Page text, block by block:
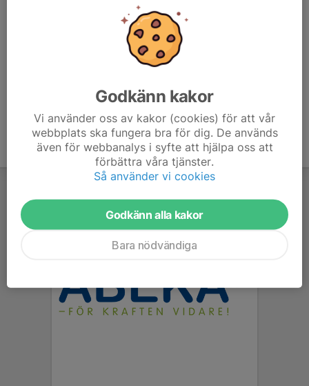
Godkänn kakor
Vi använder oss av kakor (cookies) för att vår
webbplats ska fungera bra för dig. De används
även för webbanalys i syfte att hjälpa oss att
förbättra våra tjänster.
Så använder vi cookies
Godkänn alla kakor
Bara nödvändiga